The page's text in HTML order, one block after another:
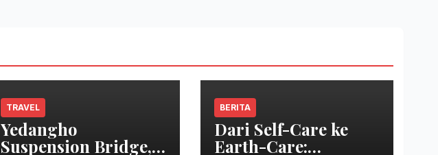
TRAVEL
Yedangho
Suspension Bridge,
BERITA
Dari Self-Care ke
Earth-Care: